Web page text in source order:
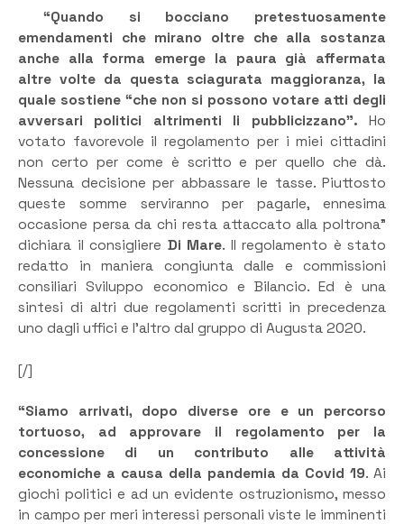
“Quando si bocciano pretestuosamente
emendamenti che mirano oltre che alla sostanza
anche alla forma emerge la paura già affermata
altre volte da questa sciagurata maggioranza, la
quale sostiene “che non si possono votare atti degli
avversari politici altrimenti li pubblicizzano”. Ho
votato favorevole il regolamento per i miei cittadini
non certo per come è scritto e per quello che dà.
Nessuna decisione per abbassare le tasse. Piuttosto
queste somme serviranno per pagarle, ennesima
occasione persa da chi resta attaccato alla poltrona”
dichiara il consigliere Di Mare. Il regolamento è stato
redatto in maniera congiunta dalle e commissioni
consiliari Sviluppo economico e Bilancio. Ed è una
sintesi di altri due regolamenti scritti in precedenza
uno dagli uffici e l’altro dal gruppo di Augusta 2020.
[/]
“Siamo arrivati, dopo diverse ore e un percorso
tortuoso, ad approvare il regolamento per la
concessione di un contributo alle attività
economiche a causa della pandemia da Covid 19. Ai
giochi politici e ad un evidente ostruzionismo, messo
in campo per meri interessi personali viste le imminenti